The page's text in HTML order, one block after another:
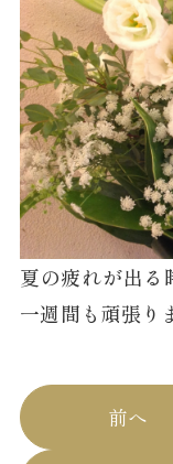
夏の疲れが出る
一週間も頑張
前へ